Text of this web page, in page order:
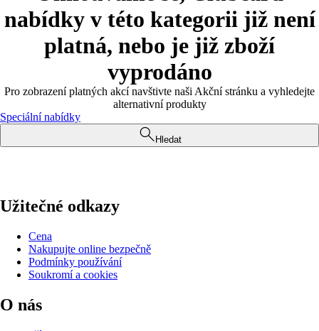
nabídky v této kategorii již není
platná, nebo je již zboží
vyprodáno
Pro zobrazení platných akcí navštivte naši Akční stránku a vyhledejte
alternativní produkty
Speciální nabídky
Hledat
Užitečné odkazy
Cena
Nakupujte online bezpečně
Podmínky používání
Soukromí a cookies
O nás